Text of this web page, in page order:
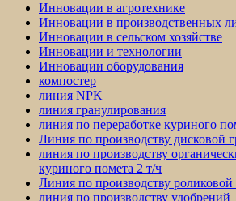
Инновации в агротехнике
Инновации в производственных
Инновации в сельском хозяйстве
Инновации и технологии
Инновации оборудования
компостер
линия NPK
линия гранулирования
линия по переработке куриного
Линия по производству дисковой
линия по производству
куриного помета 2 т/ч
Линия по производству роликовой
линия по производству удобрений